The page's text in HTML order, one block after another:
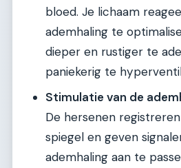
bloed. Je lichaam
ademhaling te
dieper en rustiger te
paniekerig te
Stimulatie van de
De hersenen
spiegel en geven
ademhaling aan te